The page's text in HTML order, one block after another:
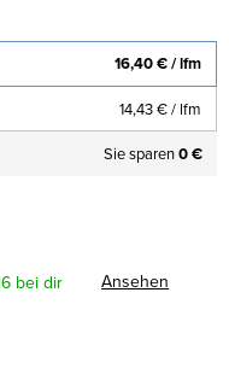
16,40 €/ lfm
14,43 €/ lfm
Sie sparen0 €
Ansehen